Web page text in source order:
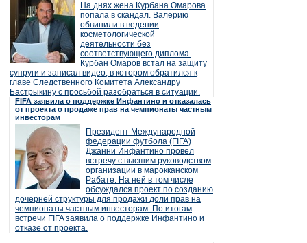
На днях жена Курбана Омарова
попала в скандал. Валерию
обвинили в ведении
косметологической
деятельности без
соответствующего диплома.
Курбан Омаров встал на защиту
супруги и записал видео, в котором обратился к
главе Следственного Комитета Александру
Бастрыкину с просьбой разобраться в ситуации.
FIFA заявила о поддержке Инфантино и отказалась
от проекта о продаже прав на чемпионаты частным
инвесторам
Президент Международной
федерации футбола (FIFA)
Джанни Инфантино провел
встречу с высшим руководством
организации в марокканском
Рабате. На ней в том числе
обсуждался проект по созданию
дочерней структуры для продажи доли прав на
чемпионаты частным инвесторам. По итогам
встречи FIFA заявила о поддержке Инфантино и
отказе от проекта.